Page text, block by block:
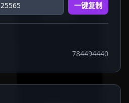
一键复制
784494440